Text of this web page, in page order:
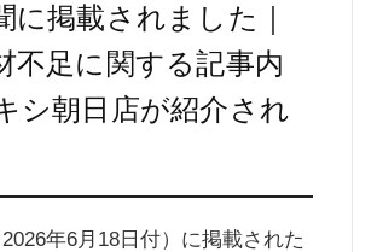
に掲載されました｜
不足に関する記事内
シ朝日店が紹介され
年6月18日付）に掲載された